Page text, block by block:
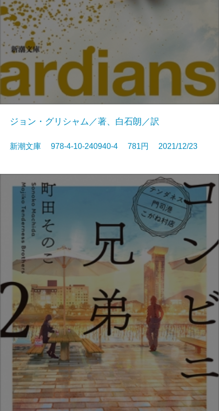
ジョン・グリシャム／著、白石朗／訳
新潮文庫 978-4-10-240940-4 781円 2021/12/23